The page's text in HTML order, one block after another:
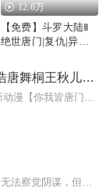
12.6万
【免费】斗罗大陆Ⅱ
绝世唐门|复仇|异能|
4K】斗罗大陆绝世唐门|霍雨浩唐舞桐王秋儿动漫视频